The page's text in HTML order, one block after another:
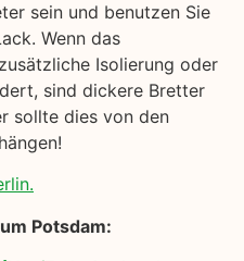
sein und benutzen Sie
Wenn das
Isolierung oder
sind dickere Bretter
sollte dies von den
Potsdam: